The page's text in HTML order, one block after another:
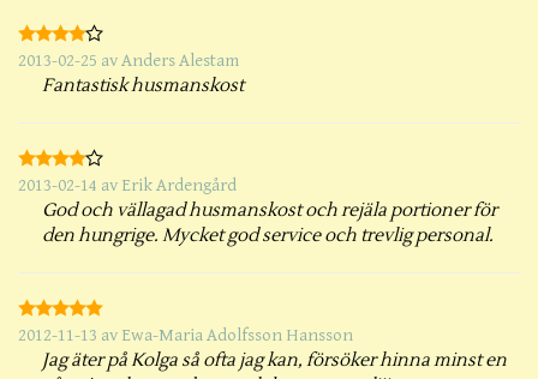
2013-02-25 avAnders Alestam
Fantastisk husmanskost
2013-02-14 av Erik Ardengård
God och vällagad husmanskost och rejäla portioner för
den hungrige. Mycket god service och trevlig personal.
2012-11-13 av Ewa-Maria Adolfsson Hansson
Jag äter på Kolga så ofta jag kan, försöker hinna minst en